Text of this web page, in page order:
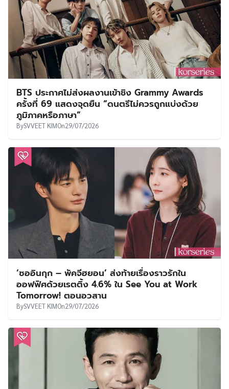
BTS ประกาศไม่ส่งผลงานเข้าชิง Grammy Awards
ครั้งที่ 69 แสดงจุดยืน “ดนตรีไม่ควรถูกแบ่งด้วย
ภูมิภาคหรือภาษา”
BySVVEET KIMOn29/07/2026
‘ซออินกุก – พัคจีฮยอน’ ส่งท้ายเรื่องราวรักใน
ออฟฟิศด้วยเรตติ้ง 4.6% ใน See You at Work
Tomorrow! ตอนอวสาน
BySVVEET KIMOn29/07/2026